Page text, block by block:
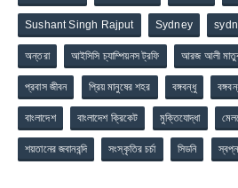
Sushant Singh Rajput Sydney
অন্তরা আইসিসি চ্যাম্পিয়নস ট্রফি আরজ আলী
প্রবাস জীবন প্রিয় মানুষের শহর বঙ্গবন্ধু
বাংলাদেশ বাংলাদেশ ক্রিকেট মুক্তিযোদ্ধা
শয়তানের জবানবন্দি সংস্কৃতির চর্চা সিডনি